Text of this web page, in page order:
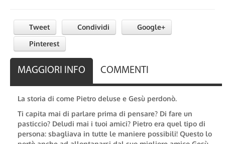
Tweet Condividi
Google+
Pinterest
MAGGIORI INFO COMMENTI
La storia di come Pietro deluse e Gesù perdonò.
Ti capita mai di parlare prima di pensare? Di fare un
pasticcio? Deludi mai i tuoi amici? Pietro era quel tipo di
persona: sbagliava in tutte le maniere possibili! Questo lo